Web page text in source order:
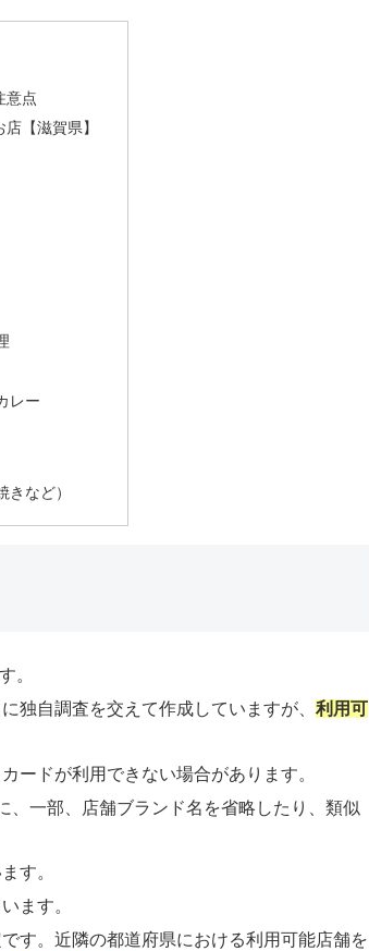
意点
【滋賀県】
レー
など）
。
独自調査を交えて作成していますが、利用可
ードが利用できない場合があります。
、一部、店舗ブランド名を省略したり、類似
す。
ます。
す。近隣の都道府県における利用可能店舗を